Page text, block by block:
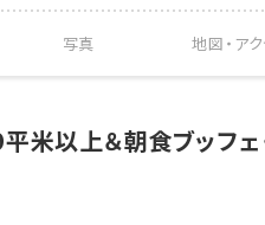
写真 地図・ ア
米以上＆朝食ブッフェ